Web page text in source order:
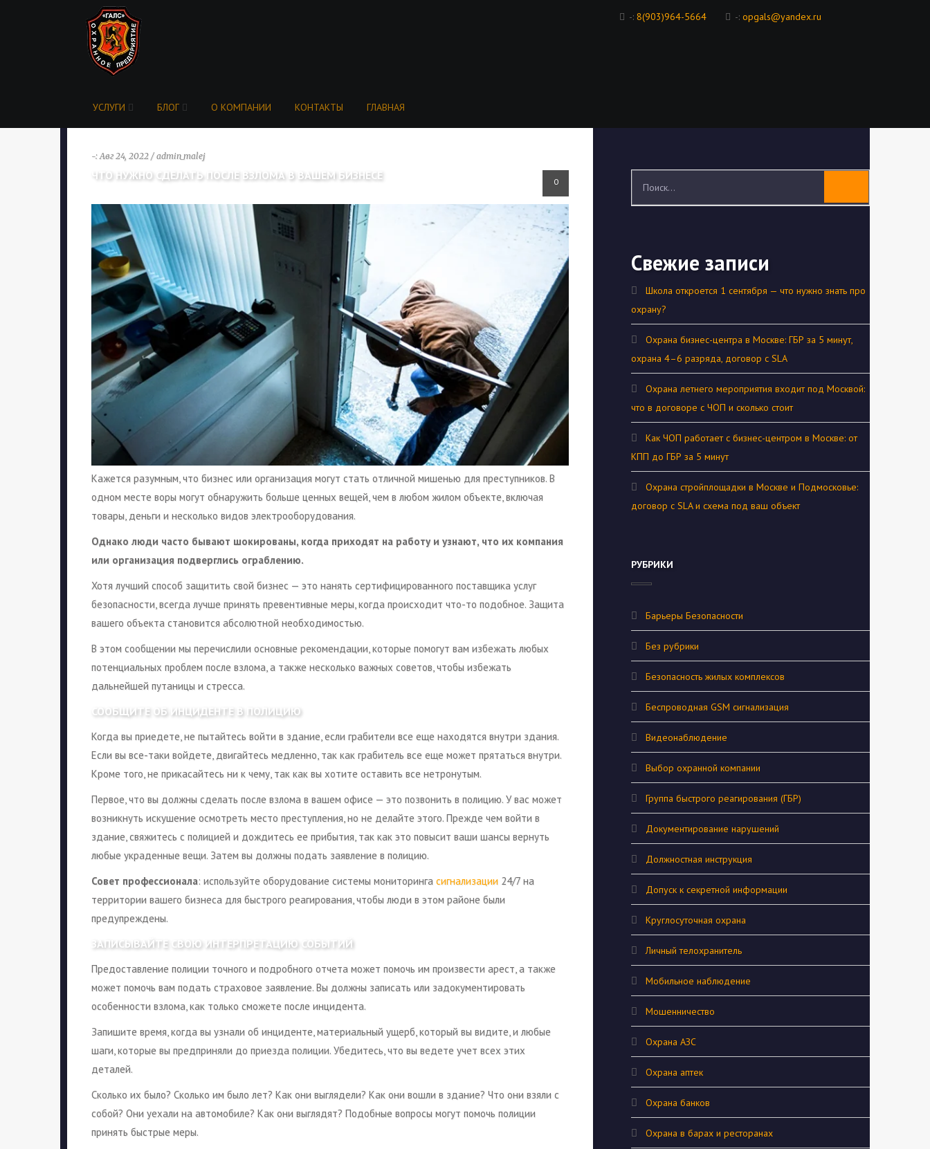
-: 8(903)964-5664 -: opgals@yandex.ru
УСЛУГИ БЛОГ О КОМПАНИИ КОНТАКТЫ ГЛАВНАЯ
-: Авг 24, 2022 / admin_malej
ЧТО НУЖНО СДЕЛАТЬ ПОСЛЕ ВЗЛОМА В ВАШЕМ БИЗНЕСЕ 0
Кажется разумным, что бизнес или организация могут стать отличной мишенью для преступников. В
одном месте воры могут обнаружить больше ценных вещей, чем в любом жилом объекте, включая
товары, деньги и несколько видов электрооборудования.
Однако люди часто бывают шокированы, когда приходят на работу и узнают, что их компания
или организация подверглись ограблению.
Хотя лучший способ защитить свой бизнес — это нанять сертифицированного поставщика услуг
безопасности, всегда лучше принять превентивные меры, когда происходит что-то подобное. Защита
вашего объекта становится абсолютной необходимостью.
В этом сообщении мы перечислили основные рекомендации, которые помогут вам избежать любых
потенциальных проблем после взлома, а также несколько важных советов, чтобы избежать
дальнейшей путаницы и стресса.
СООБЩИТЕ ОБ ИНЦИДЕНТЕ В ПОЛИЦИЮ
Когда вы приедете, не пытайтесь войти в здание, если грабители все еще находятся внутри здания.
Если вы все-таки войдете, двигайтесь медленно, так как грабитель все еще может прятаться внутри.
Кроме того, не прикасайтесь ни к чему, так как вы хотите оставить все нетронутым.
Первое, что вы должны сделать после взлома в вашем офисе — это позвонить в полицию. У вас может
возникнуть искушение осмотреть место преступления, но не делайте этого. Прежде чем войти в
здание, свяжитесь с полицией и дождитесь ее прибытия, так как это повысит ваши шансы вернуть
любые украденные вещи. Затем вы должны подать заявление в полицию.
Совет профессионала: используйте оборудование системы мониторинга сигнализации 24/7 на
территории вашего бизнеса для быстрого реагирования, чтобы люди в этом районе были
предупреждены.
ЗАПИСЫВАЙТЕ СВОЮ ИНТЕРПРЕТАЦИЮ СОБЫТИЙ
Предоставление полиции точного и подробного отчета может помочь им произвести арест, а также
может помочь вам подать страховое заявление. Вы должны записать или задокументировать
особенности взлома, как только сможете после инцидента.
Запишите время, когда вы узнали об инциденте, материальный ущерб, который вы видите, и любые
шаги, которые вы предприняли до приезда полиции. Убедитесь, что вы ведете учет всех этих
деталей.
Сколько их было? Сколько им было лет? Как они выглядели? Как они вошли в здание? Что они взяли с
собой? Они уехали на автомобиле? Как они выглядят? Подобные вопросы могут помочь полиции
принять быстрые меры.
Свежие записи
Школа откроется 1 сентября — что нужно знать про
охрану?
Охрана бизнес-центра в Москве: ГБР за 5 минут,
охрана 4–6 разряда, договор с SLA
Охрана летнего мероприятия входит под Москвой:
что в договоре с ЧОП и сколько стоит
Как ЧОП работает с бизнес-центром в Москве: от
КПП до ГБР за 5 минут
Охрана стройплощадки в Москве и Подмосковье:
договор с SLA и схема под ваш объект
РУБРИКИ
Барьеры Безопасности
Без рубрики
Безопасность жилых комплексов
Беспроводная GSM сигнализация
Видеонаблюдение
Выбор охранной компании
Группа быстрого реагирования (ГБР)
Документирование нарушений
Должностная инструкция
Допуск к секретной информации
Круглосуточная охрана
Личный телохранитель
Мобильное наблюдение
Мошенничество
Охрана АЗС
Охрана аптек
Охрана банков
Охрана в барах и ресторанах